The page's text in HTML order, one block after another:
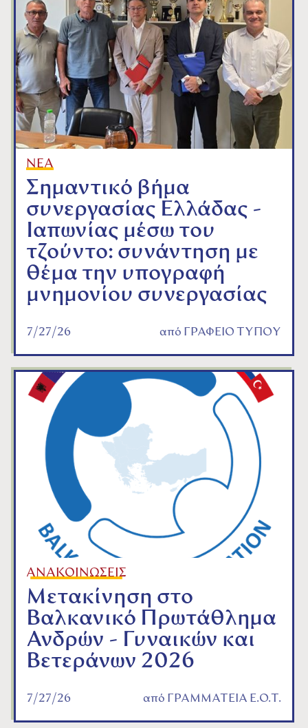
ΝΕΑ
Σημαντικό βήμα
συνεργασίας Ελλάδας -
Ιαπωνίας μέσω του
τζούντο: συνάντηση με
θέμα την υπογραφή
μνημονίου συνεργασίας
7/27/26 από ΓΡΑΦΕΙΟ ΤΥΠΟΥ
ΑΝΑΚΟΙΝΩΣΕΙΣ
Μετακίνηση στο
Βαλκανικό Πρωτάθλημα
Ανδρών - Γυναικών και
Βετεράνων 2026
7/27/26 από ΓΡΑΜΜΑΤΕΙΑ Ε.Ο.Τ.